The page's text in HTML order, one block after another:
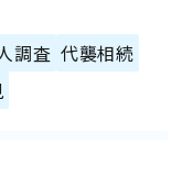
調査 代襲相続